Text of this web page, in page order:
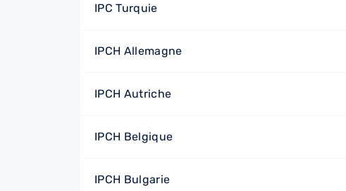
IPC Turquie
IPCH Allemagne
IPCH Autriche
IPCH Belgique
IPCH Bulgarie